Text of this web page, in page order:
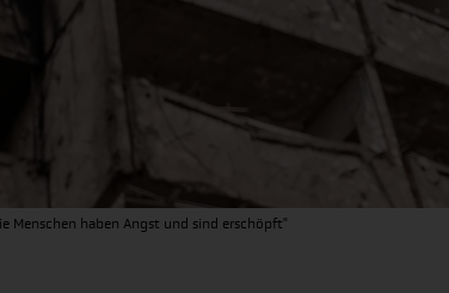
Menschen haben Angst und sind erschöpft"